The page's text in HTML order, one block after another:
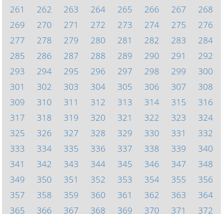
261
262 263 264 265 266 267
268
269
270 271 272 273 274 275
276
277
278 279 280 281 282 283
284
285
286 287 288 289 290 291
292
293
294 295 296 297 298 299
300
301
302 303 304 305 306 307
308
309
310 311 312 313 314 315
316
317
318 319 320 321 322 323
324
325
326 327 328 329 330 331
332
333
334 335 336 337 338 339
340
341
342 343 344 345 346 347
348
349
350 351 352 353 354 355
356
357
358 359 360 361 362 363
364
365
366 367 368 369 370 371 372